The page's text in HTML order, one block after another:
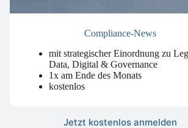
mit strategischer Einordnung zu
Data, Digital & Governance
1x am Ende des Monats